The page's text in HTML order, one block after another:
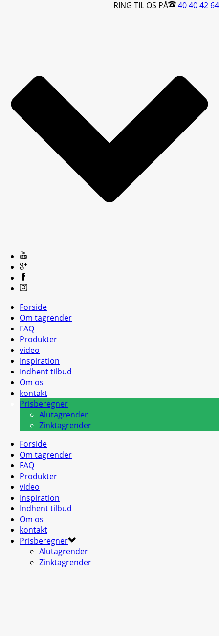
40 40 42 64
RING TIL OS PÅ
Forside
Om tagrender
FAQ
Produkter
video
Inspiration
Indhent tilbud
Om os
kontakt
Prisberegner
Alutagrender
Zinktagrender
Forside
Om tagrender
FAQ
Produkter
video
Inspiration
Indhent tilbud
Om os
kontakt
Prisberegner
Alutagrender
Zinktagrender